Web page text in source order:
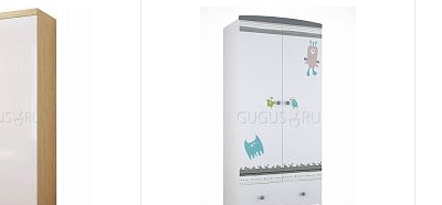
В корзину
К сравнению
В избранное